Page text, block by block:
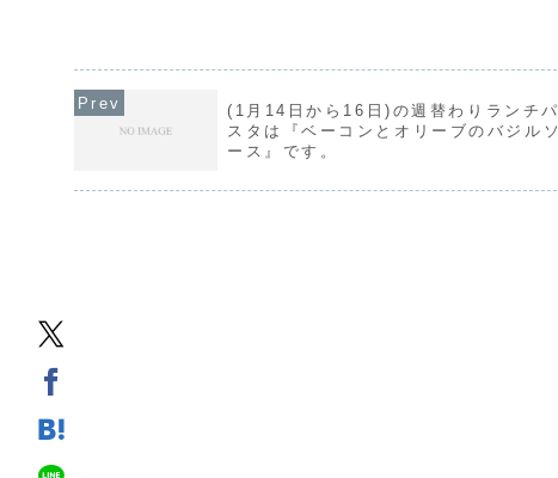
(1月14日から16日)の週替わりランチパ
スタは『ベーコンとオリーブのバジルソ
ース』です。